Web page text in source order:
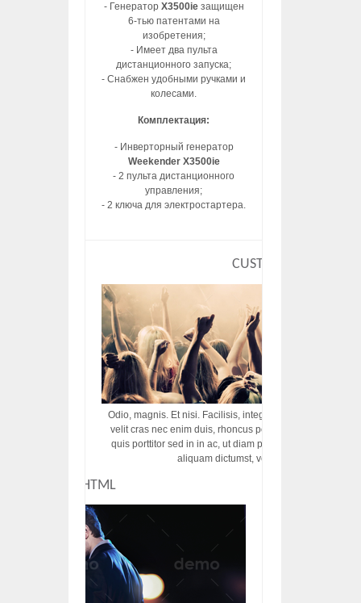
- Генератор X3500ieзащищен
6-тью патентами на
изобретения;
- Имеет два пульта
дистанционного запуска;
- Снабжен удобными ручками и
колесами.
Комплектация:
- Инверторный генератор
Weekender X3500ie
- 2 пульта дистанционного
управления;
- 2 ключа для электростартера.
CUSTOM HTML
Odio, magnis. Et nisi. Facilisis, integer! Risus augue! Non
velit cras nec enim duis, rhoncus porttitor ac vut rhoncus
quis porttitor sed in in ac, ut diam porttitor odio nunc
aliquam dictumst, vel amet tincidunt
CUSTOM HTML